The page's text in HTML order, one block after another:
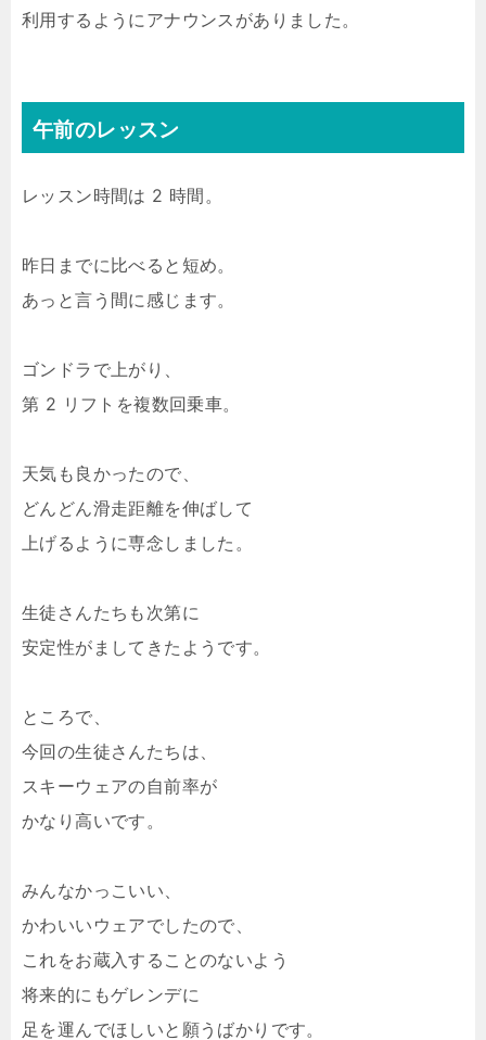
利用するようにアナウンスがありました。
午前のレッスン
レッスン時間は 2 時間。
昨日までに比べると短め。
あっと言う間に感じます。
ゴンドラで上がり、
第 2 リフトを複数回乗車。
天気も良かったので、
どんどん滑走距離を伸ばして
上げるように専念しました。
生徒さんたちも次第に
安定性がましてきたようです。
ところで、
今回の生徒さんたちは、
スキーウェアの自前率が
かなり高いです。
みんなかっこいい、
かわいいウェアでしたので、
これをお蔵入することのないよう
将来的にもゲレンデに
足を運んでほしいと願うばかりです。